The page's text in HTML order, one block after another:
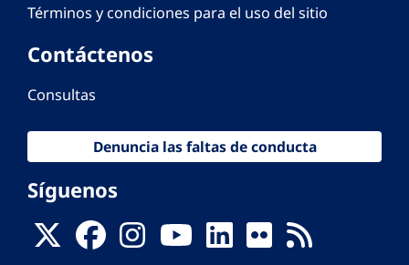
Términos y condiciones para el uso del sitio
Contáctenos
Consultas
Denuncia las faltas de conducta
Síguenos